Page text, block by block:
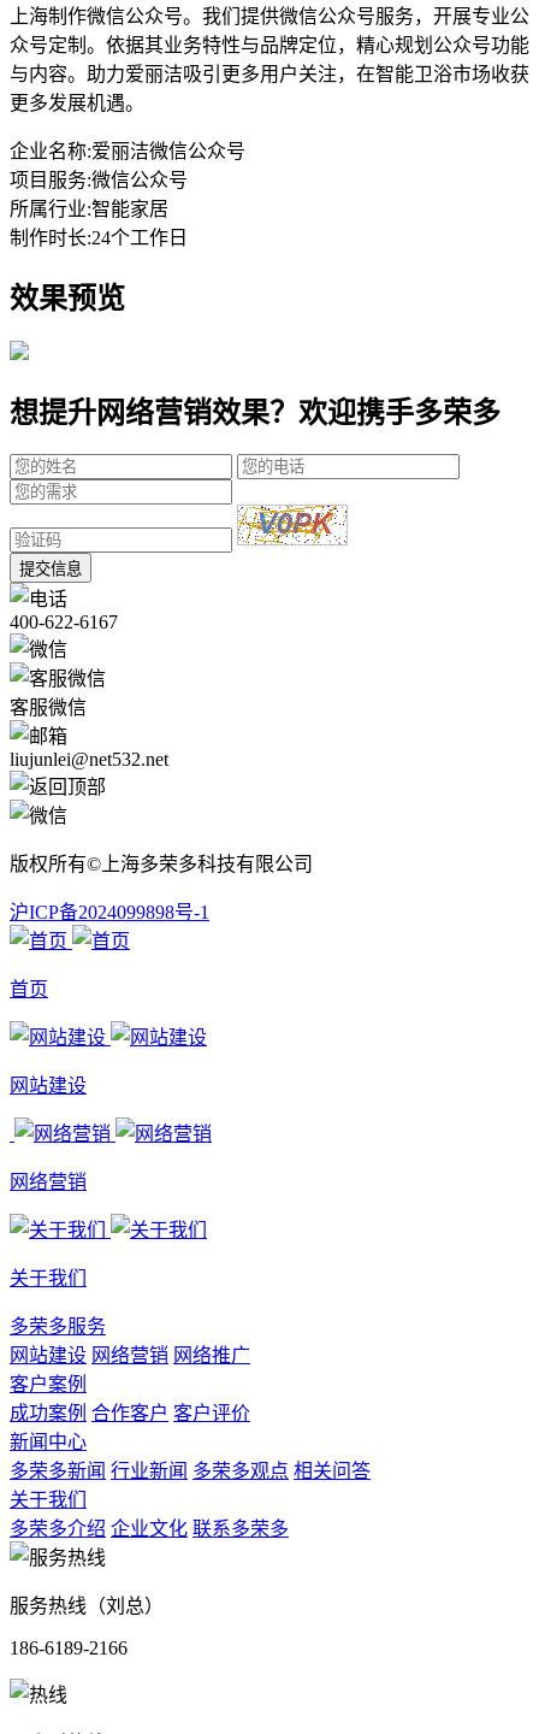
上海制作微信公众号。我们提供微信公众号服务，开展专业公
众号定制。依据其业务特性与品牌定位，精心规划公众号功能
与内容。助力爱丽洁吸引更多用户关注，在智能卫浴市场收获
更多发展机遇。
企业名称:爱丽洁微信公众号
项目服务:微信公众号
所属行业:智能家居
制作时长:24个工作日
效果预览
想提升网络营销效果？欢迎携手多荣多
提交信息
400-622-6167
客服微信
liujunlei@net532.net
版权所有©上海多荣多科技有限公司
沪ICP备2024099898号-1
首页
网站建设
网络营销
关于我们
多荣多服务
网站建设 网络营销 网络推广
客户案例
成功案例 合作客户 客户评价
新闻中心
多荣多新闻 行业新闻 多荣多观点 相关问答
关于我们
多荣多介绍 企业文化 联系多荣多
服务热线（刘总）
186-6189-2166